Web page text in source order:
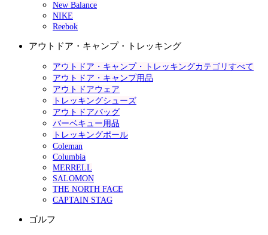
New Balance
NIKE
Reebok
アウトドア・キャンプ・トレッキング
アウトドア・キャンプ・トレッキングカテゴリすべて
アウトドア・キャンプ用品
アウトドアウェア
トレッキングシューズ
アウトドアバッグ
バーベキュー用品
トレッキングポール
Coleman
Columbia
MERRELL
SALOMON
THE NORTH FACE
CAPTAIN STAG
ゴルフ